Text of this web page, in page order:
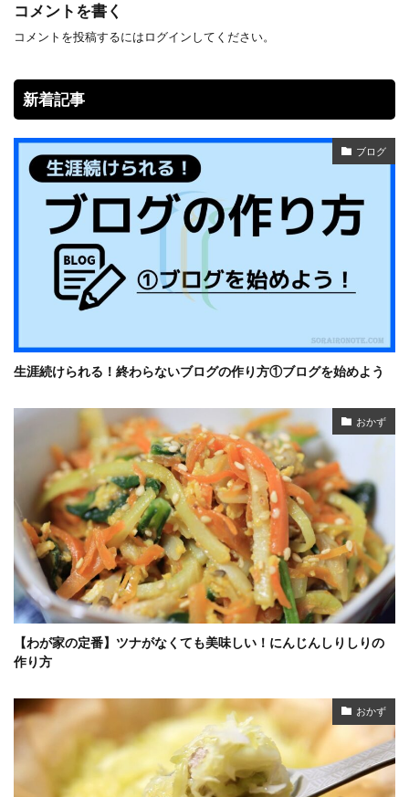
コメントを書く
コメントを投稿するにはログインしてください。
新着記事
ブログ
生涯続けられる！終わらないブログの作り方①ブログを始めよう
おかず
【わが家の定番】ツナがなくても美味しい！にんじんしりしりの
作り方
おかず